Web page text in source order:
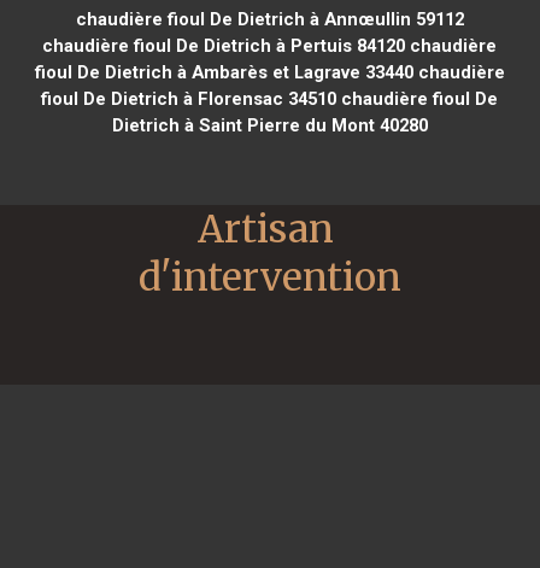
chaudière fioul De Dietrich à Annœullin 59112
chaudière fioul De Dietrich à Pertuis 84120 chaudière
fioul De Dietrich à Ambarès et Lagrave 33440chaudière
fioul De Dietrich à Florensac 34510 chaudière fioul De
Dietrich à Saint Pierre du Mont 40280
Artisan
d'intervention